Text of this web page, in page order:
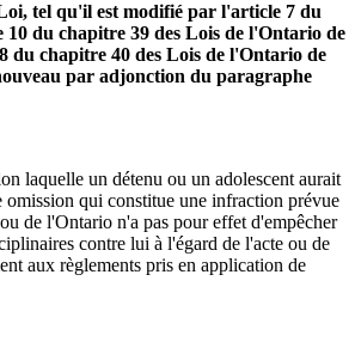
tel qu'il est modifié par l'article 7 du
du chapitre 39 des Lois de l'Ontario de
du chapitre 40 des Lois de l'Ontario de
par adjonction du paragraphe
laquelle un détenu ou un adolescent aurait
omission qui constitue une infraction prévue
de l'Ontario n'a pas pour effet d'empêcher
contre lui à l'égard de l'acte ou de
aux règlements pris en application de